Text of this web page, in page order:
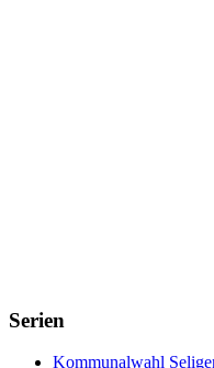
Serien
Kommunalwahl